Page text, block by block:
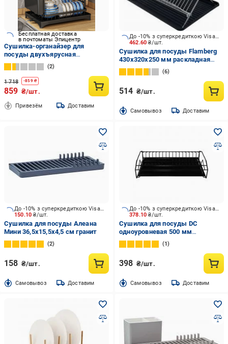
Бесплатная доставка
в почтоматы Эпицентр
Сушилка-органайзер для
посуды двухъярусная
настольная металлическая со
сливом Черный (Е500266)
2
1 718 -859₴
859 ₴/шт.
Привезём Доставим
462.60₴/шт.
До -10% з суперкредиткою Visa Вигода
Сушилка для посуды Flamberg
430х320х250 мм раскладная
двухуровневая с поддоном
6
514 ₴/шт.
Cамовывоз Доставим
150.10₴/шт.
До -10% з суперкредиткою Visa Вигода
Сушилка для посуды Алеана
Мини 36,5х15,5х4,5 см гранит
2
158 ₴/шт.
Cамовывоз Доставим
378.10₴/шт.
До -10% з суперкредиткою Visa Вигода
Сушилка для посуды DC
одноуровневая 500 мм
термопластичная черная без
борта
1
398 ₴/шт.
Cамовывоз Доставим